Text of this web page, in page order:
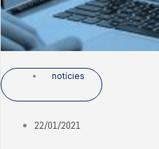
notícies
22/01/2021